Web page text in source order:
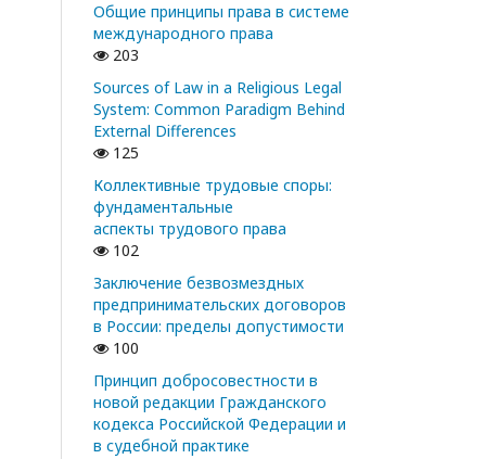
Общие принципы права в системе
международного права
203
Sources of Law in a Religious Legal
System: Common Paradigm Behind
External Differences
125
Коллективные трудовые споры:
фундаментальные
аспекты трудового права
102
Заключение безвозмездных
предпринимательских договоров
в России: пределы допустимости
100
Принцип добросовестности в
новой редакции Гражданского
кодекса Российской Федерации и
в судебной практике